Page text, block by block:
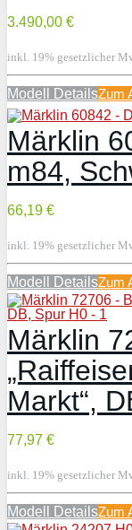
3.490,00 €
inkl. 19% gesetzlicher
Modell DetailsZum
Märklin
m84,
66,19 €
inkl. 19% gesetzlicher
Modell DetailsZum
Märklin
Markt“,
77,97 €
inkl. 19% gesetzlicher
Modell DetailsZum